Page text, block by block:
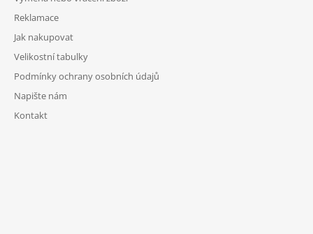
Reklamace
Jak nakupovat
Velikostní tabulky
Podmínky ochrany osobních údajů
Napište nám
Kontakt